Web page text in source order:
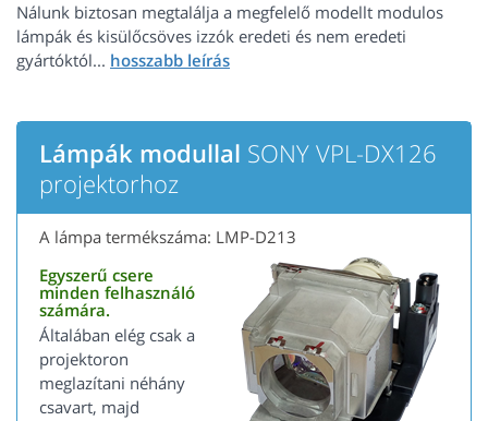
Nálunk biztosan megtalálja a megfelelő modellt modulos
lámpák és kisülőcsöves izzók eredeti és nem eredeti
gyártóktól...
Lámpák modullal SONY VPL-DX126
projektorhoz
A lámpa termékszáma: LMP-D213
Egyszerű csere
minden felhasználó
számára.
Általában elég csak a
projektoron
meglazítani néhány
csavart, majd